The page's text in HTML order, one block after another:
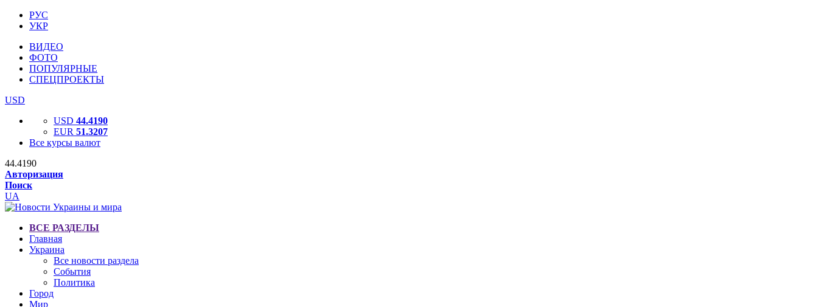
РУС
УКР
ВИДЕО
ФОТО
ПОПУЛЯРНЫЕ
СПЕЦПРОЕКТЫ
USD
USD 44.4190
EUR 51.3207
Все курсы валют
44.4190
Авторизация
Поиск
UA
ВСЕ РАЗДЕЛЫ
Главная
Украина
Все новости раздела
События
Политика
Город
Мир